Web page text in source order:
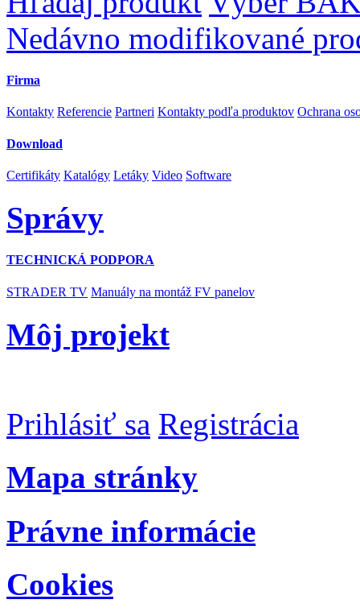
Nedávno modifikované
Firma
Kontakty Referencie Partneri Kontakty podľa produktov Ochrana
Download
Certifikáty Katalógy Letáky Video Software
Správy
TECHNICKÁ PODPORA
STRADER TV Manuály na montáž FV panelov
Môj projekt
Prihlásiť sa Registrácia
Mapa stránky
Právne informácie
Cookies